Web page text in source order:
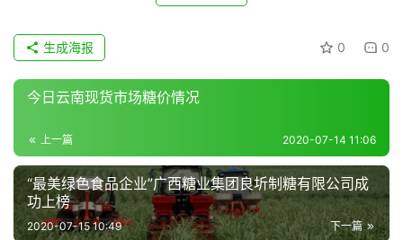
储
运
0 0
生成海报
今日云南现货市场糖价情况
上一篇 2020-07-14 11:06
“最美绿色食品企业”广西糖业集团良圻制糖有限公司成
功上榜
下一篇
2020-07-15 10:49